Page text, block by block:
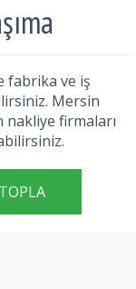
fabrika ve iş
Mersin
nakliye firmaları